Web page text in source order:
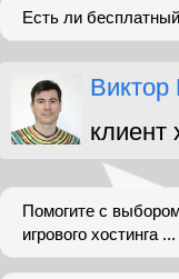
Есть ли
Виктор
клиент
Помогите с
игрового хостинга ...